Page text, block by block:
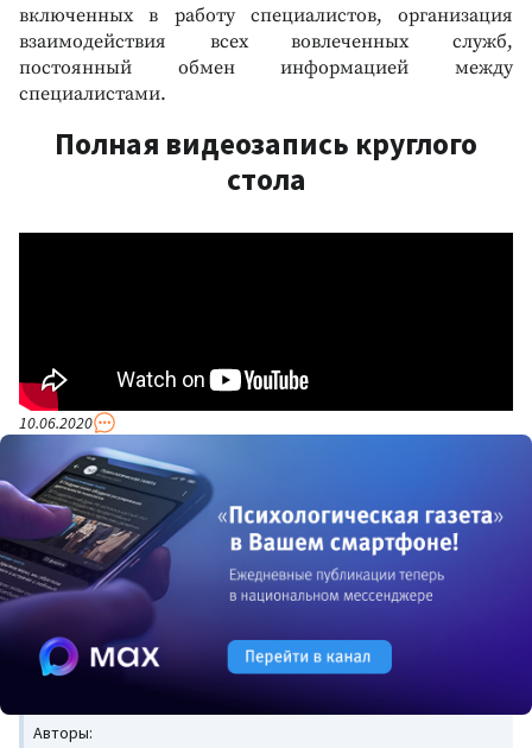
включенных в работу специалистов, организация
взаимодействия всех вовлеченных служб,
постоянный обмен информацией между
специалистами.
Полная видеозапись круглого
стола
10.06.2020
Авторы: